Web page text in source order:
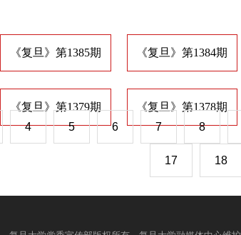
《复旦》第1385期 《复旦》第1384期
《复旦》第1379期 《复旦》第1378期
4 5 6 7 8
17 18